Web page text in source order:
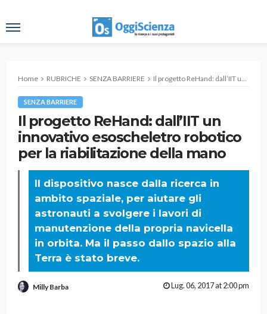
Home RUBRICHE SENZA BARRIERE Il progetto ReHand: dall’IIT un innovativo esoscheletro robotico per la riabilitazione della mano
SENZA BARRIERE
Il progetto ReHand: dall’IIT un
innovativo esoscheletro robotico
per la riabilitazione della mano
Il dispositivo nasce dalla ricerca in
ambito spaziale, per aiutare gli
astronauti a svolgere i lavori di
manutenzione della propria navicella
in orbita. Ma il passo dallo spazio alla
Terra è stato breve.
Milly Barba Lug. 06, 2017 at 2:00 pm